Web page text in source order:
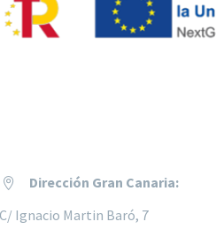


Dirección Gran Canaria:
C/ Ignacio Martin Baró, 7